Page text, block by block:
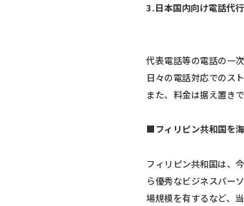
3.日本国内向け電話代
代表電話等の電話の一
日々の電話対応でのス
また、料金は据え置き
■フィリピン共和国を
フィリピン共和国は、
ら優秀なビジネスパー
場規模を有するなど、